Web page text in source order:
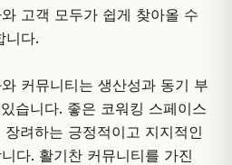
고객 모두가 쉽게 찾아올 수
니다.
커뮤니티는 생산성과 동기 부
습니다. 좋은 코워킹 스페이스
려하는 긍정적이고 지지적인
다. 활기찬 커뮤니티를 가진